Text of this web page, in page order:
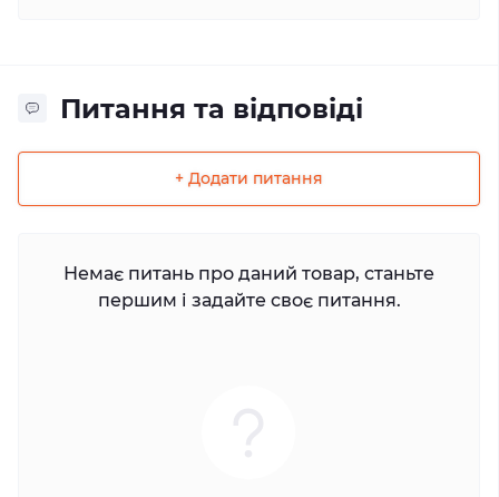
Питання та відповіді
+ Додати питання
Немає питань про даний товар, станьте
першим і задайте своє питання.